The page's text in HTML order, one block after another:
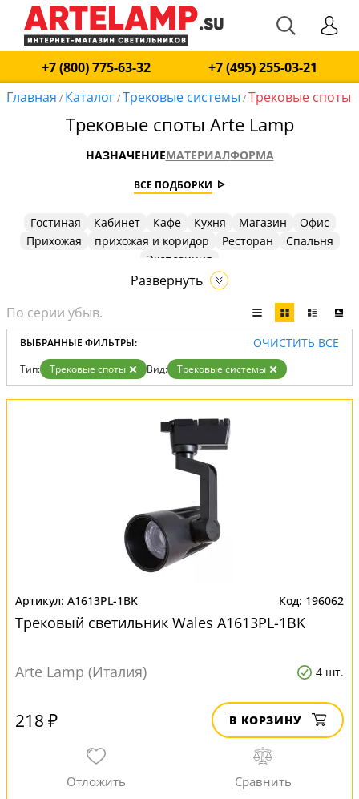
+7 (800) 775-63-32
+7 (495) 255-03-21
Главная / Каталог/Трековые системы /Трековые споты
Трековые споты Arte Lamp
НАЗНАЧЕНИЕМАТЕРИАЛФОРМА
ВСЕ ПОДБОРКИ
Гостиная Кабинет Кафе Кухня Магазин
Офис
Прихожая
прихожая и коридор Ресторан
Спальня
Экспозиция
Развернуть
ВЫБРАННЫЕ ФИЛЬТРЫ: ОЧИСТИТЬ ВСЕ
Тип: Трековые споты Вид: Трековые системы
A1613PL-1BK 196062
Трековый светильник Wales A1613PL-1BK
Arte Lamp (Италия) 4 шт.
218 ₽ В КОРЗИНУ